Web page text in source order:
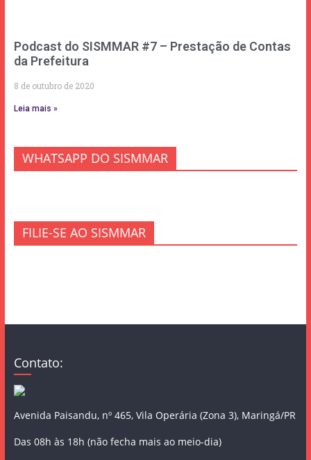
Podcast do SISMMAR #7 – Prestação de Contas
da Prefeitura
8 de outubro de 2020
Leia mais »
WHATSAPP DO SISMMAR
FILIE-SE AO SISMMAR
Contato:
Avenida Paisandu, nº 465, Vila Operária (Zona 3), Maringá/PR
Das 08h às 18h (não fecha mais ao meio-dia)